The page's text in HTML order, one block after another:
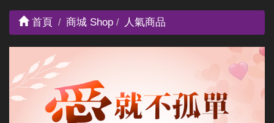
首頁 商城 Shop 人氣商品